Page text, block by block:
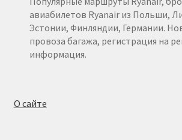
авиабилетов Ryanair из Польши,
Эстонии, Финляндии, Германии.
провоза багажа, регистрация на
информация.
О сайте